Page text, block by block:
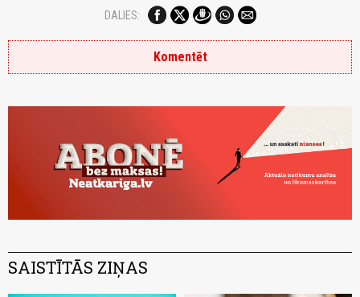
DALIES:
Komentēt
SAISTĪTĀS ZIŅAS